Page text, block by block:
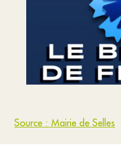
Source : Mairie de Selles